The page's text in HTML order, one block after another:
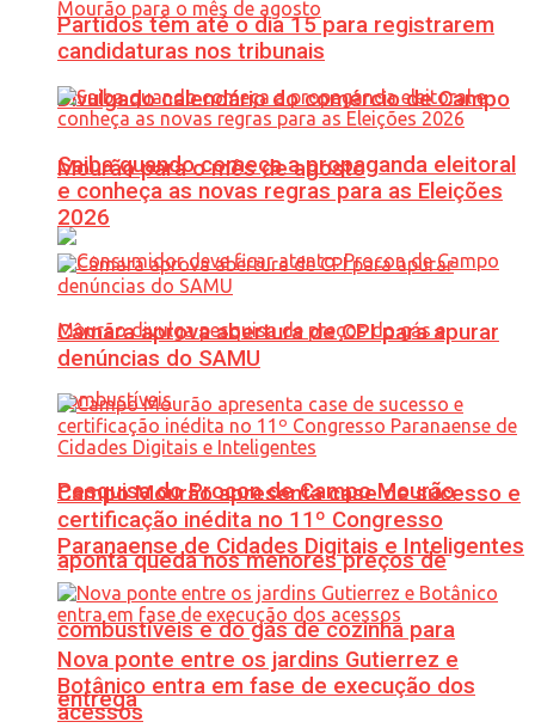
Divulgado calendário do comércio de Campo
Mourão para o mês de agosto
Pesquisa do Procon de Campo Mourão
aponta queda nos menores preços de
combustíveis e do gás de cozinha para
entrega
Partidos têm até o dia 15 para registrarem
candidaturas nos tribunais
Saiba quando começa a propaganda eleitoral
e conheça as novas regras para as Eleições
2026
Câmara aprova abertura de CPI para apurar
denúncias do SAMU
Campo Mourão apresenta case de sucesso e
certificação inédita no 11º Congresso
Paranaense de Cidades Digitais e Inteligentes
Nova ponte entre os jardins Gutierrez e
Botânico entra em fase de execução dos
acessos